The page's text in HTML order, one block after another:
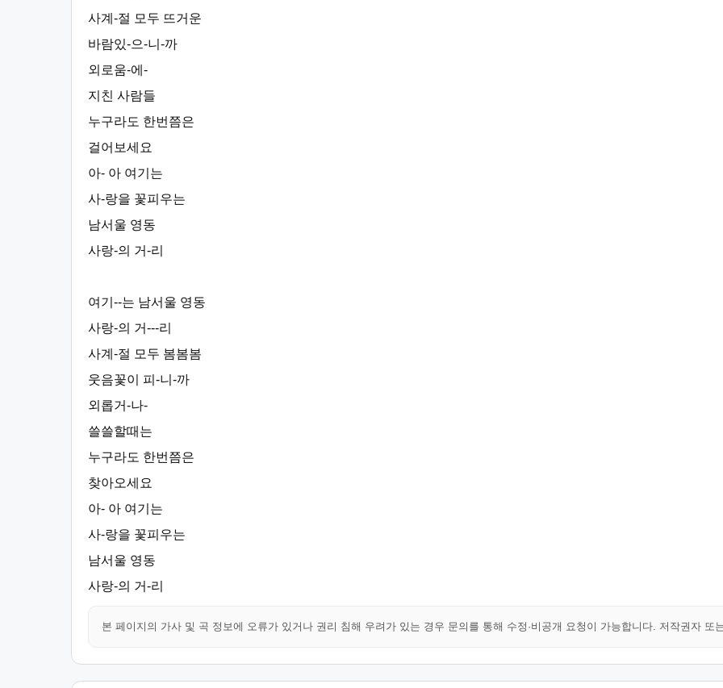
사계-절 모두 뜨거운
바람있-으-니-까
외로움-에-
지친 사람들
누구라도 한번쯤은
걸어보세요
아- 아 여기는
사-랑을 꽃피우는
남서울 영동
사랑-의 거-리
여기--는 남서울 영동
사랑-의 거---리
사계-절 모두 봄봄봄
웃음꽃이 피-니-까
외롭거-나-
쓸쓸할때는
누구라도 한번쯤은
찾아오세요
아- 아 여기는
사-랑을 꽃피우는
남서울 영동
사랑-의 거-리
본 페이지의 가사 및 곡 정보에 오류가 있거나 권리 침해 우려가 있는 경우 문의를 통해 수정·비공개 요청이 가능합니다. 저작권자